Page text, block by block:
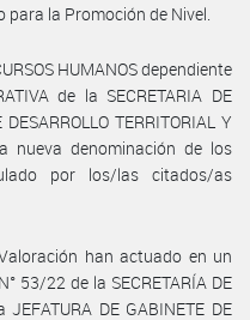
la Promoción de Nivel.
HUMANOS dependiente
de la SECRETARIA DE
TERRITORIAL Y
nueva denominación de los
por los/las citados/as
han actuado en un
53/22 de la SECRETARÍA DE
JEFATURA DE GABINETE DE